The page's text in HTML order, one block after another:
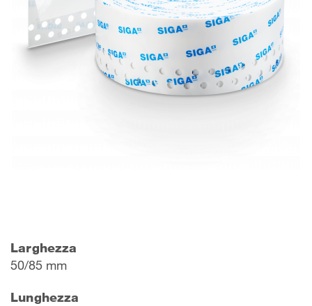
Larghezza
50/85 mm
Lunghezza